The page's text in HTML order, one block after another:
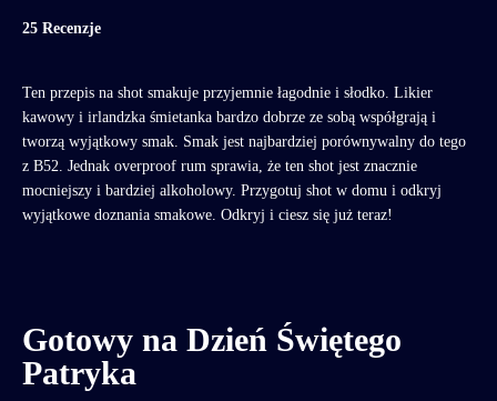
25 Recenzje
Ten przepis na shot smakuje przyjemnie łagodnie i słodko. Likier
kawowy i irlandzka śmietanka bardzo dobrze ze sobą współgrają i
tworzą wyjątkowy smak. Smak jest najbardziej porównywalny do tego
z B52. Jednak overproof rum sprawia, że ten shot jest znacznie
mocniejszy i bardziej alkoholowy. Przygotuj shot w domu i odkryj
wyjątkowe doznania smakowe. Odkryj i ciesz się już teraz!
Gotowy na Dzień Świętego
Patryka